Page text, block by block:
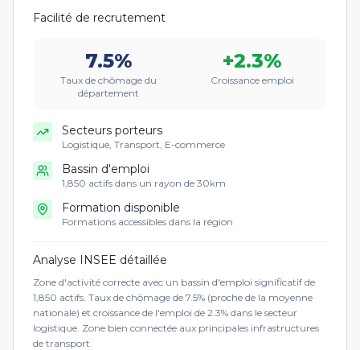
Facilité de recrutement
7.5%
Taux de chômage du
département
+2.3%
Croissance emploi
Secteurs porteurs
Logistique, Transport, E-commerce
Bassin d'emploi
1,850 actifs dans un rayon de 30km
Formation disponible
Formations accessibles dans la région
Analyse INSEE détaillée
Zone d'activité correcte avec un bassin d'emploi significatif de
1,850 actifs. Taux de chômage de 7.5% (proche de la moyenne
nationale) et croissance de l'emploi de 2.3% dans le secteur
logistique. Zone bien connectée aux principales infrastructures
de transport.